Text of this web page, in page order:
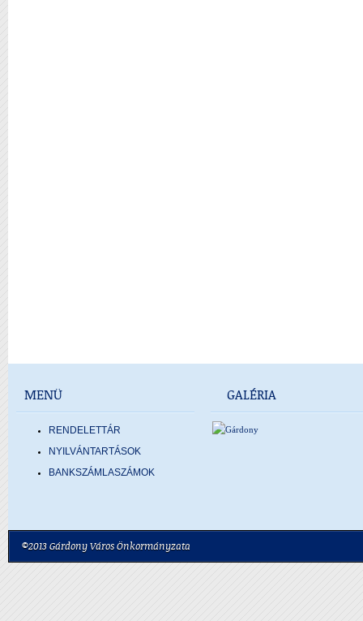
MENÜ
RENDELETTÁR
NYILVÁNTARTÁSOK
BANKSZÁMLASZÁMOK
GALÉRIA
©2013 Gárdony Város Önkormányzata